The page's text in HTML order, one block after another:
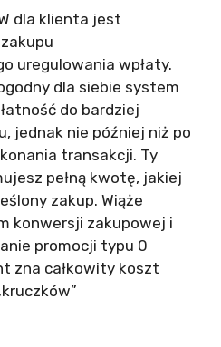
dla klienta jest
uregulowania wpłaty.
dla siebie system
do bardziej
jednak nie później niż po
transakcji. Ty
pełną kwotę, jakiej
zakup. Wiąże
konwersji zakupowej i
promocji typu 0
zna całkowity koszt